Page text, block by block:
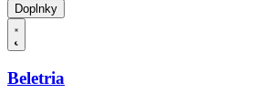
Doplnky
Beletria